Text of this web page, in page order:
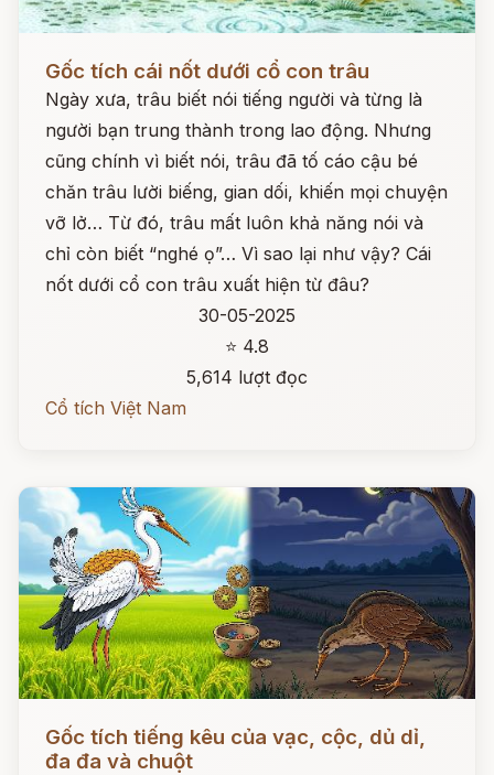
Đọc ngay
Gốc tích cái nốt dưới cổ con trâu
Ngày xưa, trâu biết nói tiếng người và từng là
người bạn trung thành trong lao động. Nhưng
cũng chính vì biết nói, trâu đã tố cáo cậu bé
chăn trâu lười biếng, gian dối, khiến mọi chuyện
vỡ lở… Từ đó, trâu mất luôn khả năng nói và
chỉ còn biết “nghé ọ”… Vì sao lại như vậy? Cái
nốt dưới cổ con trâu xuất hiện từ đâu?
30-05-2025
⭐ 4.8
5,614 lượt đọc
Cổ tích Việt Nam
Đọc ngay
Gốc tích tiếng kêu của vạc, cộc, dủ dỉ,
đa đa và chuột